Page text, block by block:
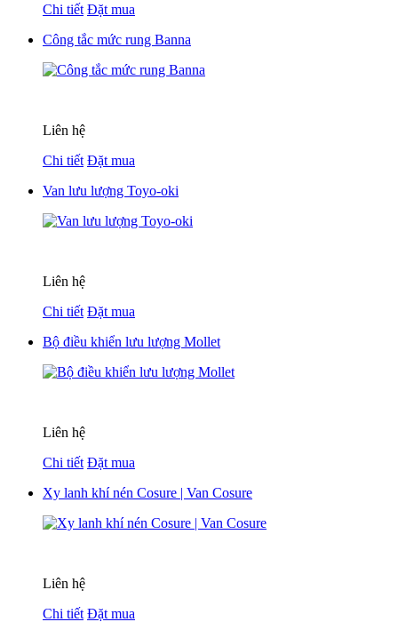
Chi tiết Đặt mua
Công tắc mức rung Banna
Liên hệ
Chi tiết Đặt mua
Van lưu lượng Toyo-oki
Liên hệ
Chi tiết Đặt mua
Bộ điều khiển lưu lượng Mollet
Liên hệ
Chi tiết Đặt mua
Xy lanh khí nén Cosure | Van Cosure
Liên hệ
Chi tiết Đặt mua